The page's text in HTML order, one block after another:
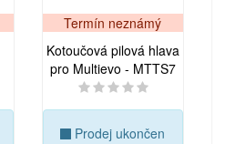
Termín neznámý
Kotoučová pilová hlava
pro Multievo - MTTS7
Prodej ukončen